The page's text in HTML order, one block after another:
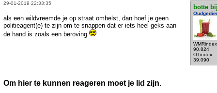
29-01-2019 22:33:35
botte
90.824
OTindex:
39.090
als een wildvreemde je op straat omhelst, dan hoef je geen
politieagent(e) te zijn om te snappen dat er iets heel geks aan
de hand is zoals een beroving
Om hier te kunnen reageren moet je lid zijn.